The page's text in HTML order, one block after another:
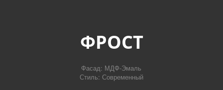
ФРОСТ
Фасад: МДФ-Эмаль
Стиль: Современный